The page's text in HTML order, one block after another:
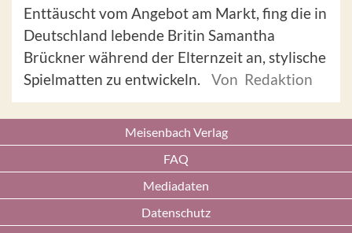
Enttäuscht vom Angebot am Markt, fing die in
Deutschland lebende Britin Samantha
Brückner während der Elternzeit an, stylische
Spielmatten zu entwickeln.
Von Redaktion
Meisenbach Verlag
FAQ
Mediadaten
Datenschutz